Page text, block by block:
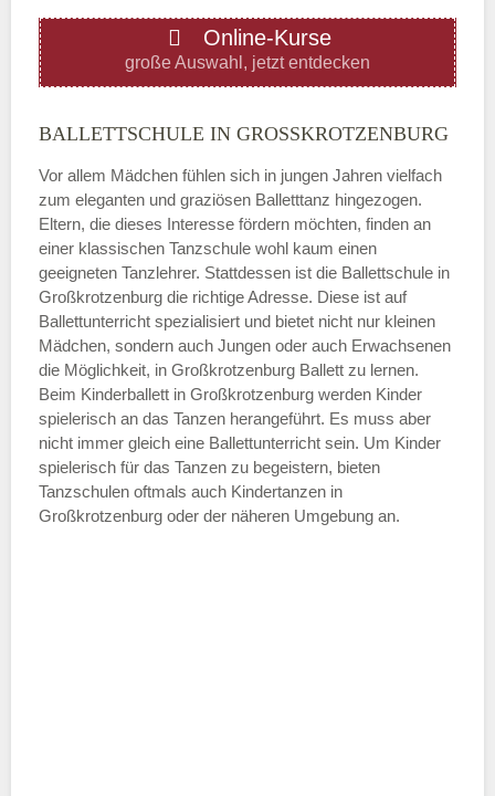
Donnerstag
—
ÖFFNUNGSZEITEN HINZUFÜGEN
Freitag
—
ÖFFNUNGSZEITEN HINZUFÜGEN
Samstag
—
Online-Kurse
große Auswahl, jetzt entdecken
BALLETTSCHULE IN GROSSKROTZENBURG
Vor allem Mädchen fühlen sich in jungen Jahren vielfach
zum eleganten und graziösen Balletttanz hingezogen.
Eltern, die dieses Interesse fördern möchten, finden an
einer klassischen Tanzschule wohl kaum einen
geeigneten Tanzlehrer. Stattdessen ist die Ballettschule in
Großkrotzenburg die richtige Adresse. Diese ist auf
Ballettunterricht spezialisiert und bietet nicht nur kleinen
Mädchen, sondern auch Jungen oder auch Erwachsenen
die Möglichkeit, in Großkrotzenburg Ballett zu lernen.
Beim Kinderballett in Großkrotzenburg werden Kinder
spielerisch an das Tanzen herangeführt. Es muss aber
nicht immer gleich eine Ballettunterricht sein. Um Kinder
spielerisch für das Tanzen zu begeistern, bieten
Tanzschulen oftmals auch Kindertanzen in
Großkrotzenburg oder der näheren Umgebung an.